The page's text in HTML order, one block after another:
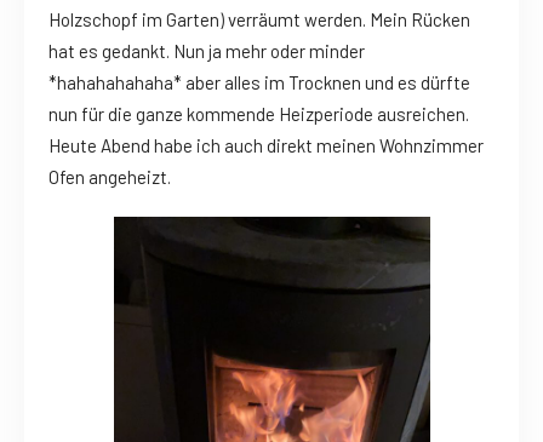
Holzschopf im Garten) verräumt werden. Mein Rücken
hat es gedankt. Nun ja mehr oder minder
*hahahahahaha* aber alles im Trocknen und es dürfte
nun für die ganze kommende Heizperiode ausreichen.
Heute Abend habe ich auch direkt meinen Wohnzimmer
Ofen angeheizt.